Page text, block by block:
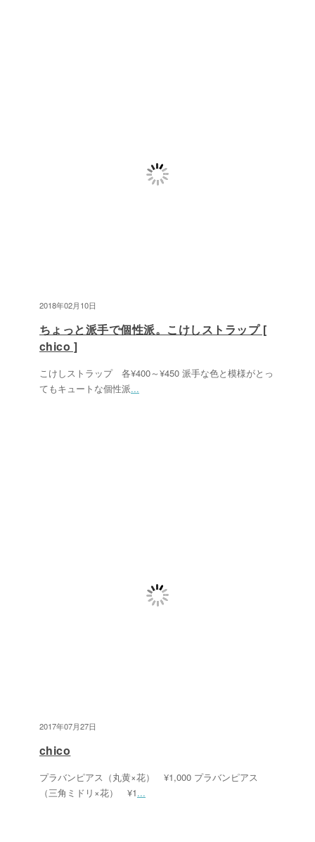
2018年02月10日
ちょっと派手で個性派。こけしストラップ [
chico ]
こけしストラップ 各¥400～¥450 派手な色と模様がとっ
てもキュートな個性派...
2017年07月27日
chico
プラバンピアス（丸黄×花） ¥1,000 プラバンピアス
（三角ミドリ×花） ¥1...